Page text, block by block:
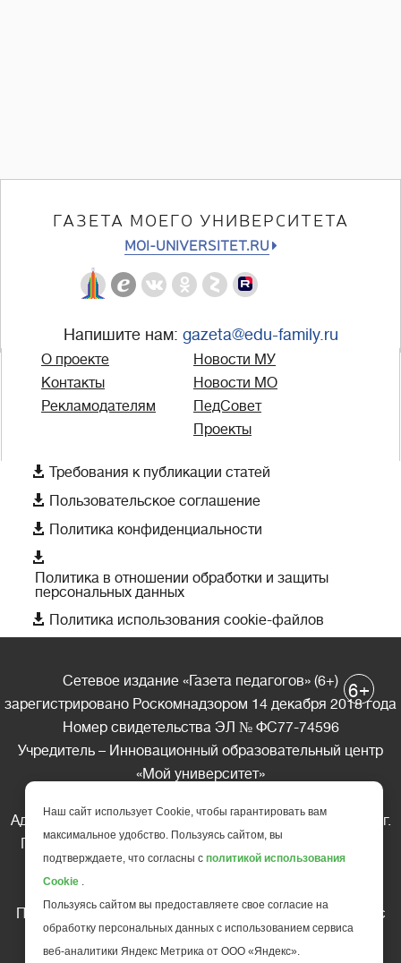
ГАЗЕТА МОЕГО УНИВЕРСИТЕТА
MOI-UNIVERSITET.RU
Напишите нам: gazeta@edu-family.ru
О проекте
Контакты
Рекламодателям
Новости МУ
Новости МО
ПедСовет
Проекты
 Требования к публикации статей
 Пользовательское соглашение
 Политика конфиденциальности

Политика в отношении обработки и защиты
персональных данных
 Политика использования cookie-файлов
Сетевое издание «Газета педагогов» (6+)
зарегистрировано Роскомнадзором 14 декабря 2018 года
Номер свидетельства ЭЛ № ФС77-74596
Учредитель – Инновационный образовательный центр
«Мой университет»
Адрес редакции: 185035 Россия, Республика Карелия, г.
Петрозаводск, ул. Фридриха Энгельса д.10, офис 211
Телефон редакции: +7 (499) 685-10-45
Перепечатка материалов газеты допускается только c
письменного разрешения редакции
6+
Наш сайт использует Cookie, чтобы гарантировать вам
максимальное удобство. Пользуясь сайтом, вы
подтверждаете, что согласны с политикой использования
Cookie .
Пользуясь сайтом вы предоставляете свое согласие на
обработку персональных данных с использованием сервиса
веб-аналитики Яндекс Метрика от ООО «Яндекс».